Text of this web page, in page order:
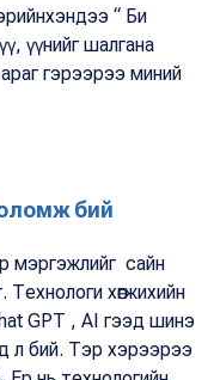
“ Би
үүнийг шалгана
гэрээрээ миний
бий
мэргэжлийг сайн
хөгжихийн
Chat GPT , AI гээд шинэ
л бий. Тэр хэрээрээ